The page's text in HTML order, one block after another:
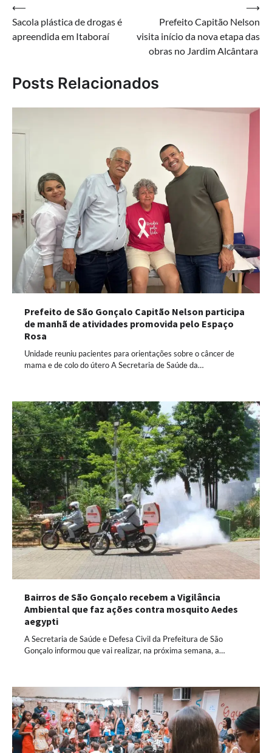
Navegação
de
Post
⟵
Sacola plástica de drogas é
apreendida em Itaboraí
Prefeito Capitão Nelson
visita início da nova etapa das
obras no Jardim Alcântara
⟶
Posts Relacionados
Prefeito de São Gonçalo Capitão Nelson participa
de manhã de atividades promovida pelo Espaço
Rosa
Unidade reuniu pacientes para orientações sobre o câncer de
mama e de colo do útero A Secretaria de Saúde da…
Bairros de São Gonçalo recebem a Vigilância
Ambiental que faz ações contra mosquito Aedes
aegypti
A Secretaria de Saúde e Defesa Civil da Prefeitura de São
Gonçalo informou que vai realizar, na próxima semana, a…